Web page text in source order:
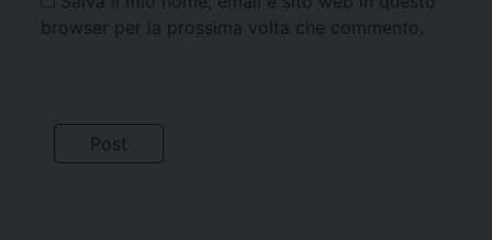
browser per la prossima volta che commento.